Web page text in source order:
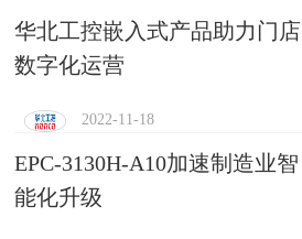
华北工控嵌入式产品助力门店
数字化运营
2022-11-18
EPC-3130H-A10加速制造业智
能化升级